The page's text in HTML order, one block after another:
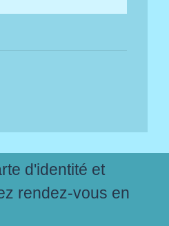
d'identité et
rendez-vous en